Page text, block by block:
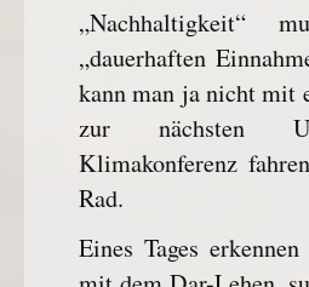
„Nachhaltigkeit“
„dauerhaften
kann man ja nicht mit
zur nächsten
Klimakonferenz
Rad.
Eines Tages